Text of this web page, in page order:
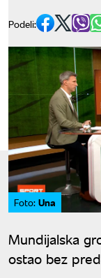
Podeli:
Foto: Una
Mundijalska
ostao bez